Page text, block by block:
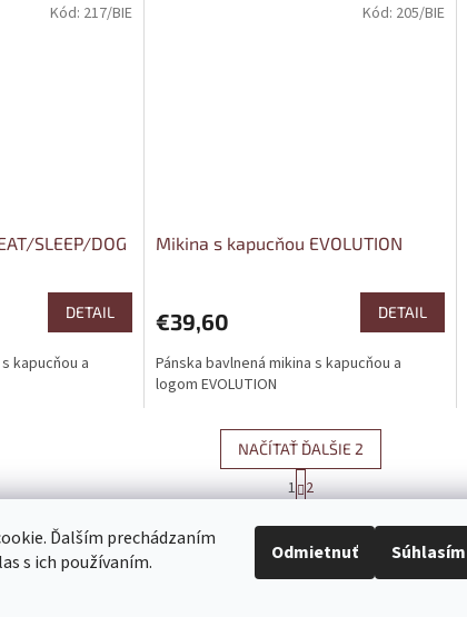
Ďalším prechádzaním
s ich používaním.
Odmietnuť Súhlasím
SLEEP/DOG
DETAIL
kapucňou a
Kód: 217/BIE
Mikina s kapucňou EVOLUTION
€39,60 DETAIL
Pánska bavlnená mikina s kapucňou a
logom EVOLUTION
Kód: 205/BIE
O
á
d
NAČÍTAŤ ĎALŠIE 2
S
t
n
1 2
HORE